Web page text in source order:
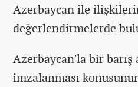
Azerbaycan ile
değerlendirmelerde
Azerbaycan'la bir barış
imzalanması